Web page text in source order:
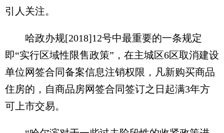
引人关注。
哈政办规[2018]12号中最重要的一条规定
即“实行区域性限售政策”，在主城区6区取消建设
单位网签合同备案信息注销权限，凡新购买商品
住房的，自商品房网签合同签订之日起满3年方
可上市交易。